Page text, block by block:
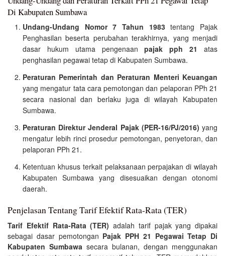
Di Kabupaten Sumbawa
Undang-Undang Nomor 7 Tahun 1983tentang Pajak
Penghasilan beserta perubahan terakhirnya, yang menjadi
dasar hukum utama pengenaanpajak pph 21
atas
penghasilan pegawai tetap di Kabupaten Sumbawa.
Peraturan Pemerintah dan Peraturan Menteri Keuangan
yang mengatur tata cara pemotongan dan pelaporan PPh 21
secara nasional dan berlaku juga di wilayah Kabupaten
Sumbawa.
Peraturan Direktur Jenderal Pajak (PER-16/PJ/2016) yang
mengatur lebih rinci prosedur pemotongan, penyetoran, dan
pelaporan PPh 21.
Ketentuan khusus terkait pelaksanaan perpajakan di wilayah
Kabupaten Sumbawa yang disesuaikan dengan otonomi
daerah.
Penjelasan Tentang Tarif Efektif Rata-Rata (TER)
Tarif Efektif Rata-Rata (TER) adalah tarif pajak yang dipakai
sebagai dasar pemotongan Pajak PPH 21 Pegawai Tetap Di
Kabupaten Sumbawa secara bulanan, dengan menggunakan